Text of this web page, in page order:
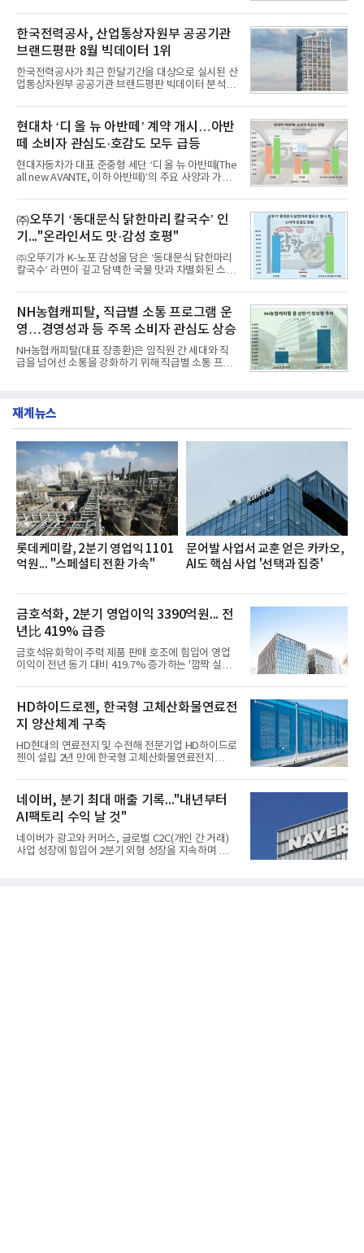
일 한국기업평판연구소(소장 구창환)는 국내 교육서
비스 상장기업 브랜드를 대상으로 지난 7월 7일부터
8월 7일까지 수집된 소비자 빅데이터 10,074,233건
을 분석한 결과, 메가스터디교육이 브랜드평판지수
1,710,926을 기록하며 8월 1위에 올랐다고 밝혔다.
분석에 활용된 빅데이터는 지난 7월(9,491,206건) 대
비 6.14% 증가한 수치로, 교육서비스 상장기업 브랜
디교육, 대교, 디지
한국전력공사, 산업통상자원부 공공기관
브랜드평판 8월 빅데이터 1위
한국전력공사가 최근 한달기간을 대상으로 실시된 산
업통상자원부 공공기관 브랜드평판 빅데이터 분석에
이 순으로 뒤를 이었다.7일 한국기업평판연구소(소장
구창환)는 산업통상자원부 공공기관 41개 브랜드를
대상으로 지난 7월 7일부터 8월 7일까지 수집된 소비
자 빅데이터 91,102,549건을 분석한 결과, 한국전력
공사가 브랜드평판지수 10,670,633을 기록하며 8월
1위에 올랐다고 밝혔다. 분석에 활용된 빅데이터는 지
난 7월(88,893,823건) 대비 2.48% 증가한 수치다.연
수력원자력, 한국석
현대차 ‘디 올 뉴 아반떼’ 계약 개시…아반
떼 소비자 관심도·호감도 모두 급등
현대자동차가 대표 준중형 세단 ‘디 올 뉴 아반떼(The
all new AVANTE, 이하 아반떼)’의 주요 사양과 가격
떼는 6년 만에 선보이는 8세대 완전변경 모델로, ▲정
교한 선과 면을 중심으로 완성한 파격적인 디자인 ▲
과거 중형 세단 수준으로 확대된 차체 제원 ▲글로벌
최고 수준의 안전성 ▲성능과 효율을 동시에 높인 주
행 완성도 ▲첨단 편의 및 디지털 사양 적용 등을 통해
글로벌 준중형 세단의 새로운 기준을 세웠다.아반떼
는 가솔린 2.0과 1.6 하이브리드 두 가지 파워트레인
넘
㈜오뚜기 ‘동대문식 닭한마리 칼국수’ 인
기..."온라인서도 맛·감성 호평"
㈜오뚜기가 K-노포 감성을 담은 ‘동대문식 닭한마리
칼국수’ 라면이 깊고 담백한 국물 맛과 차별화된 스토
혔다.‘동대문식 닭한마리 칼국수’는 예상을 뛰어넘는
소비자 호응에 힘입어 지난 7월 13일 첫 선을 보인 지
단 18일 만에 누적 판매량 50만 개를 돌파하는 성과를
거두었다.이번 신제품은 개발진이 전국의 닭한마리
전문점을 직접 찾아 다니며 최적의 육수 비율을 완성
했다. 자극적이지 않으면서도 깊은 닭육수에 마늘의
개운한 풍미를 더했으며, 국물이 잘 배어들면서도 쫄
서도
NH농협캐피탈, 직급별 소통 프로그램 운
영…경영성과 등 주목 소비자 관심도 상승
NH농협캐피탈(대표 장종환)은 임직원 간 세대와 직
급을 넘어선 소통을 강화하기 위해 직급별 소통 프로
영지원부 홍보팀과 2026년 새로이(e)＊가 공동 주관
쳐 진행됐다.참고로 새로이(e)는 NH농협캐피탈 MZ
세대들로(과장~계장) 구성된 자율 참여조직으로, 조
직문화 혁신과 업무 효율성 향상을 위한 다양한 활동
을 추진하며,새로운 변화와 이로운 영향력을 조직전
반에 전파하는 역할
재계뉴스
롯데케미칼, 2분기 영업익 1101
억원... "스페셜티 전환 가속"
문어발 사업서 교훈 얻은 카카오,
AI도 핵심 사업 '선택과 집중'
금호석화, 2분기 영업이익 3390억원... 전
년比 419% 급증
금호석유화학이 주력 제품 판매 호조에 힘입어 영업
이익이 전년 동기 대비 419.7% 증가하는 '깜짝 실
업이익이 3390억원으로 지난해 동기보다 419.7% 증
가한 것으로 잠정 집계됐다고 7일 공시했다.매출은 2
조2682억원으로 지난해 동기 대비 27.9% 증가했다.
순이익은 3004억원으로 420.4% 늘었다.이번 호실적
은 주력 제품인 NB라텍스와 합성수지 판매 호조가 견
인한 것으로 풀이된다. 미국의 중국산 의료용 고무장
갑 관세 인상 이후 동남아 장갑업체의 가동률이 높아
성이 개선됐다.금호석유
HD하이드로젠, 한국형 고체산화물연료전
지 양산체계 구축
HD현대의 연료전지 및 수전해 전문기업 HD하이드로
젠이 설립 2년 만에 한국형 고체산화물연료전지
본격적인 시장 공략에 나선다.HD하이드로젠은 최근
한국전기안전공사(KESCO)로부터 SOFC 발전설비
‘HD250’과 ‘HD300’, 제조시설에 대한 사용전검사를
완료하고 제품 양산체계 구축했다고 밝혔다.HD250
과 HD300은 각각 249kW급과 285kW급의 중소형 발
전용 SOFC 제품이다. 이번 검사를 통해 HD하이드로
젠은 제품과 제조시설의 전기설비 안전성과 적합성을
네이버, 분기 최대 매출 기록..."내년부터
AI팩토리 수익 날 것"
네이버가 광고와 커머스, 글로벌 C2C(개인 간 거래)
사업 성장에 힘입어 2분기 외형 성장을 지속하며 역대